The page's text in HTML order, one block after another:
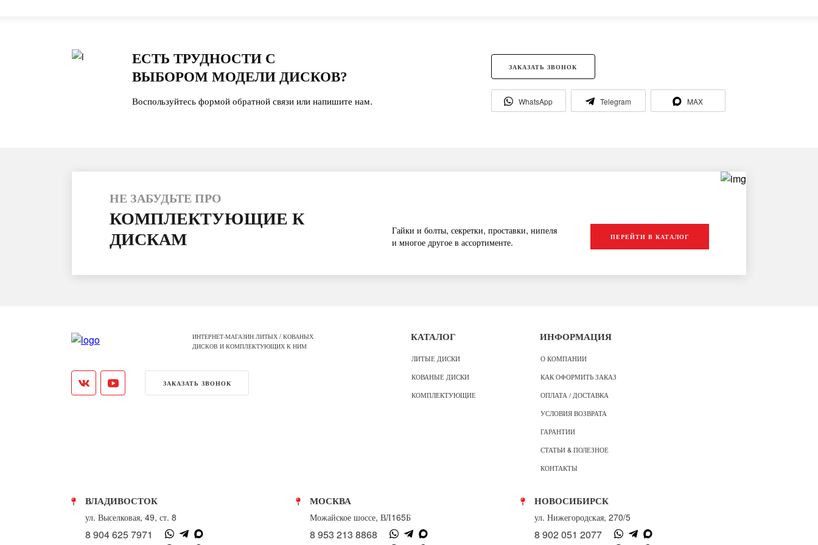
ЕСТЬ ТРУДНОСТИ С
ВЫБОРОМ МОДЕЛИ ДИСКОВ?
Воспользуйтесь формой обратной связи или напишите нам.
ЗАКАЗАТЬ ЗВОНОК
WhatsApp Telegram MAX
НЕ ЗАБУДЬТЕ ПРО
КОМПЛЕКТУЮЩИЕ К
ДИСКАМ
Гайки и болты, секретки, проставки, нипеля
и многое другое в ассортименте.
ПЕРЕЙТИ В КАТАЛОГ
ИНТЕРНЕТ-МАГАЗИН ЛИТЫХ / КОВАНЫХ
ДИСКОВ И КОМПЛЕКТУЮЩИХ К НИМ
ЗАКАЗАТЬ ЗВОНОК
КАТАЛОГ
ЛИТЫЕ ДИСКИ
КОВАНЫЕ ДИСКИ
КОМПЛЕКТУЮЩИЕ
ИНФОРМАЦИЯ
О КОМПАНИИ
КАК ОФОРМИТЬ ЗАКАЗ
ОПЛАТА / ДОСТАВКА
УСЛОВИЯ ВОЗВРАТА
ГАРАНТИИ
СТАТЬИ & ПОЛЕЗНОЕ
КОНТАКТЫ
ВЛАДИВОСТОК
ул. Выселковая, 49, ст. 8
8 904 625 7971
МОСКВА
Можайское шоссе, ВЛ165Б
8 953 213 8868
НОВОСИБИРСК
ул. Нижегородская, 270/5
8 902 051 2077